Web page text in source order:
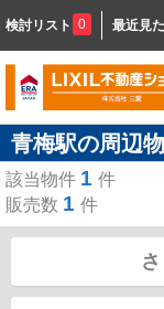
検討リスト 0 最近見
青梅駅の周辺
該当物件 1 件
販売数 1 件